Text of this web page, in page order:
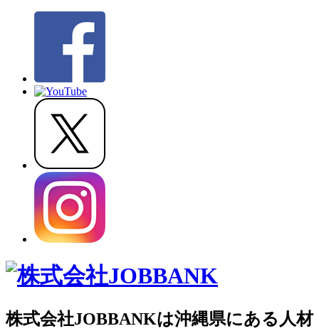
株式会社JOBBANKは沖縄県にある人材